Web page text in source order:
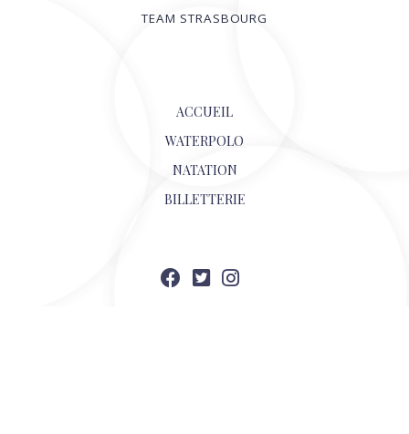
TEAM STRASBOURG
ACCUEIL
WATERPOLO
NATATION
BILLETTERIE